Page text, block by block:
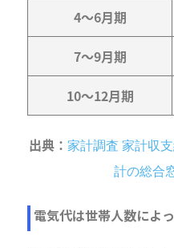
4〜6月期
7〜9月期
10〜12月期
出典： 家計調査 家計収
計の総合
電気代は世帯人数によ